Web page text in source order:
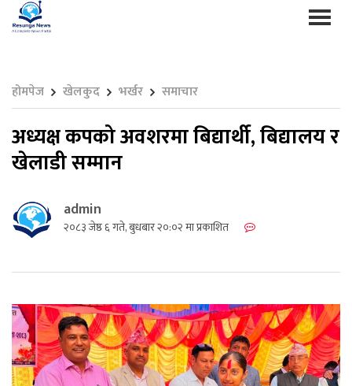
होमपेज खेलकुद भर्खर समाचार
अध्यक्ष कपको अवशरमा बिद्यार्थी, बिद्यालय र
खेलाडी सम्मान
admin
२०८३ जेष्ठ ६ गते, बुधबार २०:०२ मा प्रकाशित